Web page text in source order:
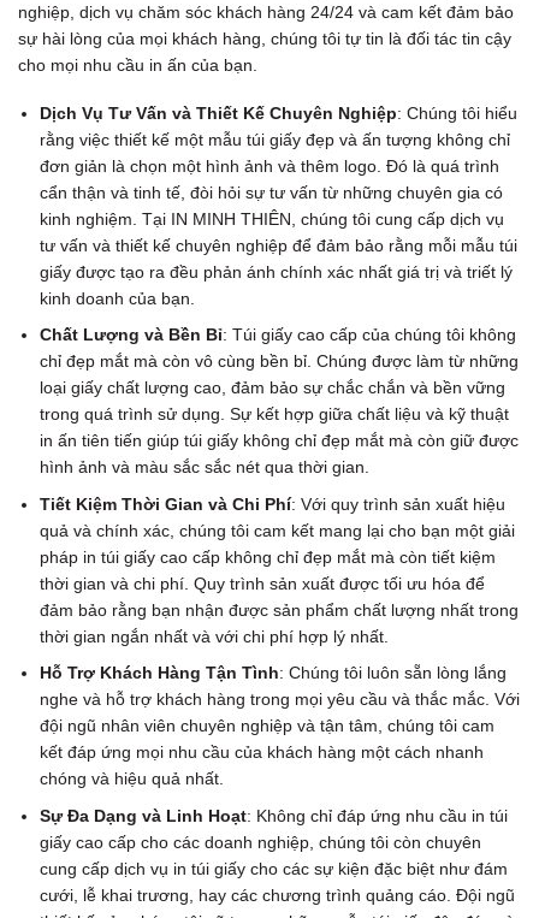
nghiệp, dịch vụ chăm sóc khách hàng 24/24 và cam kết đảm bảo
sự hài lòng của mọi khách hàng, chúng tôi tự tin là đối tác tin cậy
cho mọi nhu cầu in ấn của bạn.
Dịch Vụ Tư Vấn và Thiết Kế Chuyên Nghiệp: Chúng tôi hiểu
rằng việc thiết kế một mẫu túi giấy đẹp và ấn tượng không chỉ
đơn giản là chọn một hình ảnh và thêm logo. Đó là quá trình
cẩn thận và tinh tế, đòi hỏi sự tư vấn từ những chuyên gia có
kinh nghiệm. Tại IN MINH THIÊN, chúng tôi cung cấp dịch vụ
tư vấn và thiết kế chuyên nghiệp để đảm bảo rằng mỗi mẫu túi
giấy được tạo ra đều phản ánh chính xác nhất giá trị và triết lý
kinh doanh của bạn.
Chất Lượng và Bền Bỉ: Túi giấy cao cấp của chúng tôi không
chỉ đẹp mắt mà còn vô cùng bền bỉ. Chúng được làm từ những
loại giấy chất lượng cao, đảm bảo sự chắc chắn và bền vững
trong quá trình sử dụng. Sự kết hợp giữa chất liệu và kỹ thuật
in ấn tiên tiến giúp túi giấy không chỉ đẹp mắt mà còn giữ được
hình ảnh và màu sắc sắc nét qua thời gian.
Tiết Kiệm Thời Gian và Chi Phí: Với quy trình sản xuất hiệu
quả và chính xác, chúng tôi cam kết mang lại cho bạn một giải
pháp in túi giấy cao cấp không chỉ đẹp mắt mà còn tiết kiệm
thời gian và chi phí. Quy trình sản xuất được tối ưu hóa để
đảm bảo rằng bạn nhận được sản phẩm chất lượng nhất trong
thời gian ngắn nhất và với chi phí hợp lý nhất.
Hỗ Trợ Khách Hàng Tận Tình: Chúng tôi luôn sẵn lòng lắng
nghe và hỗ trợ khách hàng trong mọi yêu cầu và thắc mắc. Với
đội ngũ nhân viên chuyên nghiệp và tận tâm, chúng tôi cam
kết đáp ứng mọi nhu cầu của khách hàng một cách nhanh
chóng và hiệu quả nhất.
Sự Đa Dạng và Linh Hoạt: Không chỉ đáp ứng nhu cầu in túi
giấy cao cấp cho các doanh nghiệp, chúng tôi còn chuyên
cung cấp dịch vụ in túi giấy cho các sự kiện đặc biệt như đám
cưới, lễ khai trương, hay các chương trình quảng cáo. Đội ngũ